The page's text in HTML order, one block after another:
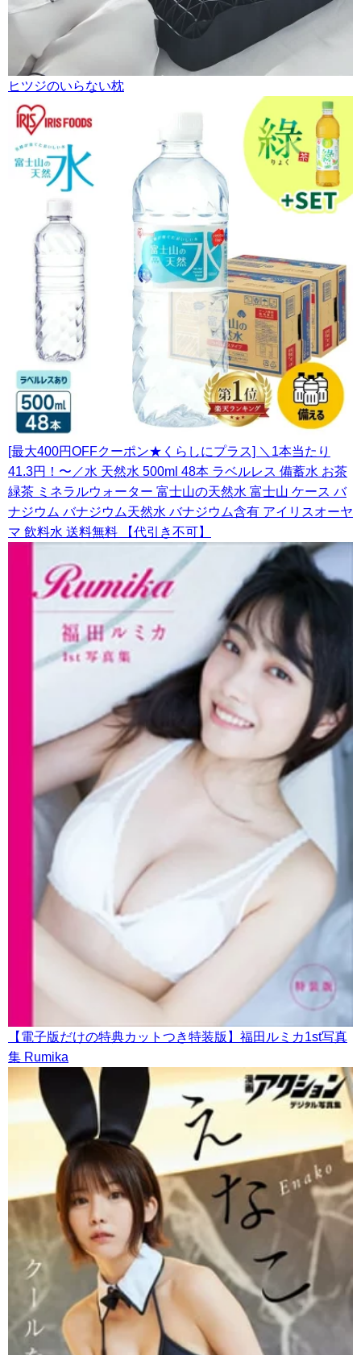
ヒツジのいらない枕
[最大400円OFFクーポン★くらしにプラス] ＼1本当たり
41.3円！〜／水 天然水 500ml 48本 ラベルレス 備蓄水 お茶
緑茶 ミネラルウォーター 富士山の天然水 富士山 ケース バ
ナジウム バナジウム天然水 バナジウム含有 アイリスオーヤ
マ 飲料水 送料無料 【代引き不可】
【電子版だけの特典カットつき特装版】福田ルミカ1st写真
集 Rumika